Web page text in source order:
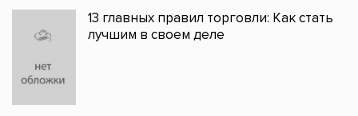
13 главных правил торговли: Как стать
лучшим в своем деле